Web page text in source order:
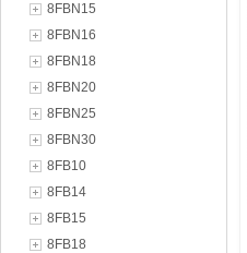
8FBN15
8FBN16
8FBN18
8FBN20
8FBN25
8FBN30
8FB10
8FB14
8FB15
8FB18